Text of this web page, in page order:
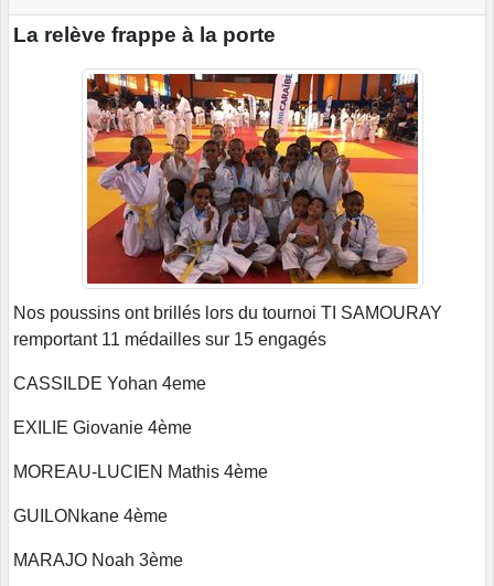
La relève frappe à la porte
Nos poussins ont brillés lors du tournoi TI SAMOURAY
remportant 11 médailles sur 15 engagés
CASSILDE Yohan 4eme
EXILIE Giovanie 4ème
MOREAU-LUCIEN Mathis 4ème
GUILONkane 4ème
MARAJO Noah 3ème